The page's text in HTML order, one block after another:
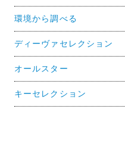
環境から調べる
ディーヴァセレクション
オールスター
キーセレクション